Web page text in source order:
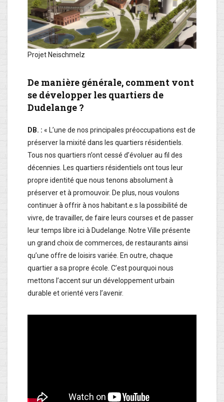
Projet Neischmelz
De manière générale, comment vont
se développer les quartiers de
Dudelange ?
DB. : « L’une de nos principales préoccupations est de
préserver la mixité dans les quartiers résidentiels.
Tous nos quartiers n’ont cessé d’évoluer au fil des
décennies. Les quartiers résidentiels ont tous leur
propre identité que nous tenons absolument à
préserver et à promouvoir. De plus, nous voulons
continuer à offrir à nos habitant.e.s la possibilité de
vivre, de travailler, de faire leurs courses et de passer
leur temps libre ici à Dudelange. Notre Ville présente
un grand choix de commerces, de restaurants ainsi
qu’une offre de loisirs variée. En outre, chaque
quartier a sa propre école. C’est pourquoi nous
mettons l’accent sur un développement urbain
durable et orienté vers l’avenir.